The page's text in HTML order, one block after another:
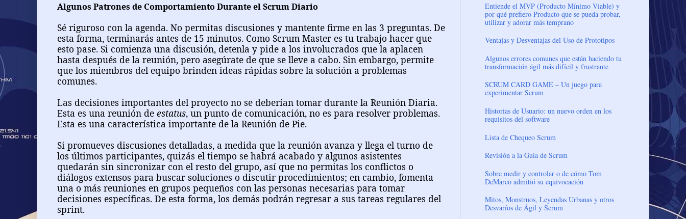
Algunos Patrones de Comportamiento Durante el Scrum Diario
Sé riguroso con la agenda. No permitas discusiones y mantente firme en las 3 preguntas. De
esta forma, terminarás antes de 15 minutos. Como Scrum Master es tu trabajo hacer que
esto pase. Si comienza una discusión, detenla y pide a los involucrados que la aplacen
hasta después de la reunión, pero asegúrate de que se lleve a cabo. Sin embargo, permite
que los miembros del equipo brinden ideas rápidas sobre la solución a problemas
comunes.
Las decisiones importantes del proyecto no se deberían tomar durante la Reunión Diaria.
Esta es una reunión de estatus, un punto de comunicación, no es para resolver problemas.
Esta es una característica importante de la Reunión de Pie.
Si promueves discusiones detalladas, a medida que la reunión avanza y llega el turno de
los últimos participantes, quizás el tiempo se habrá acabado y algunos asistentes
quedarán sin sincronizar con el resto del grupo, así que no permitas los conflictos o
diálogos extensos para buscar soluciones o discutir procedimientos; en cambio, fomenta
una o más reuniones en grupos pequeños con las personas necesarias para tomar
decisiones específicas. De esta forma, los demás podrán regresar a sus tareas regulares del
sprint.
Entiende el MVP (Producto Mínimo Viable) y
por qué prefiero Producto que se pueda probar,
utilizar y adorar más temprano
Ventajas y Desventajas del Uso de Prototipos
Algunos errores comunes que están haciendo tu
transformación ágil más difícil y frustrante
SCRUM CARD GAME – Un juego para
experimentar Scrum
Historias de Usuario: un nuevo orden en los
requisitos del software
Lista de Chequeo Scrum
Revisión a la Guía de Scrum
Sobre medir y controlar o de cómo Tom
DeMarco admitió su equivocación
Mitos, Monstruos, Leyendas Urbanas y otros
Desvaríos de Ágil y Scrum